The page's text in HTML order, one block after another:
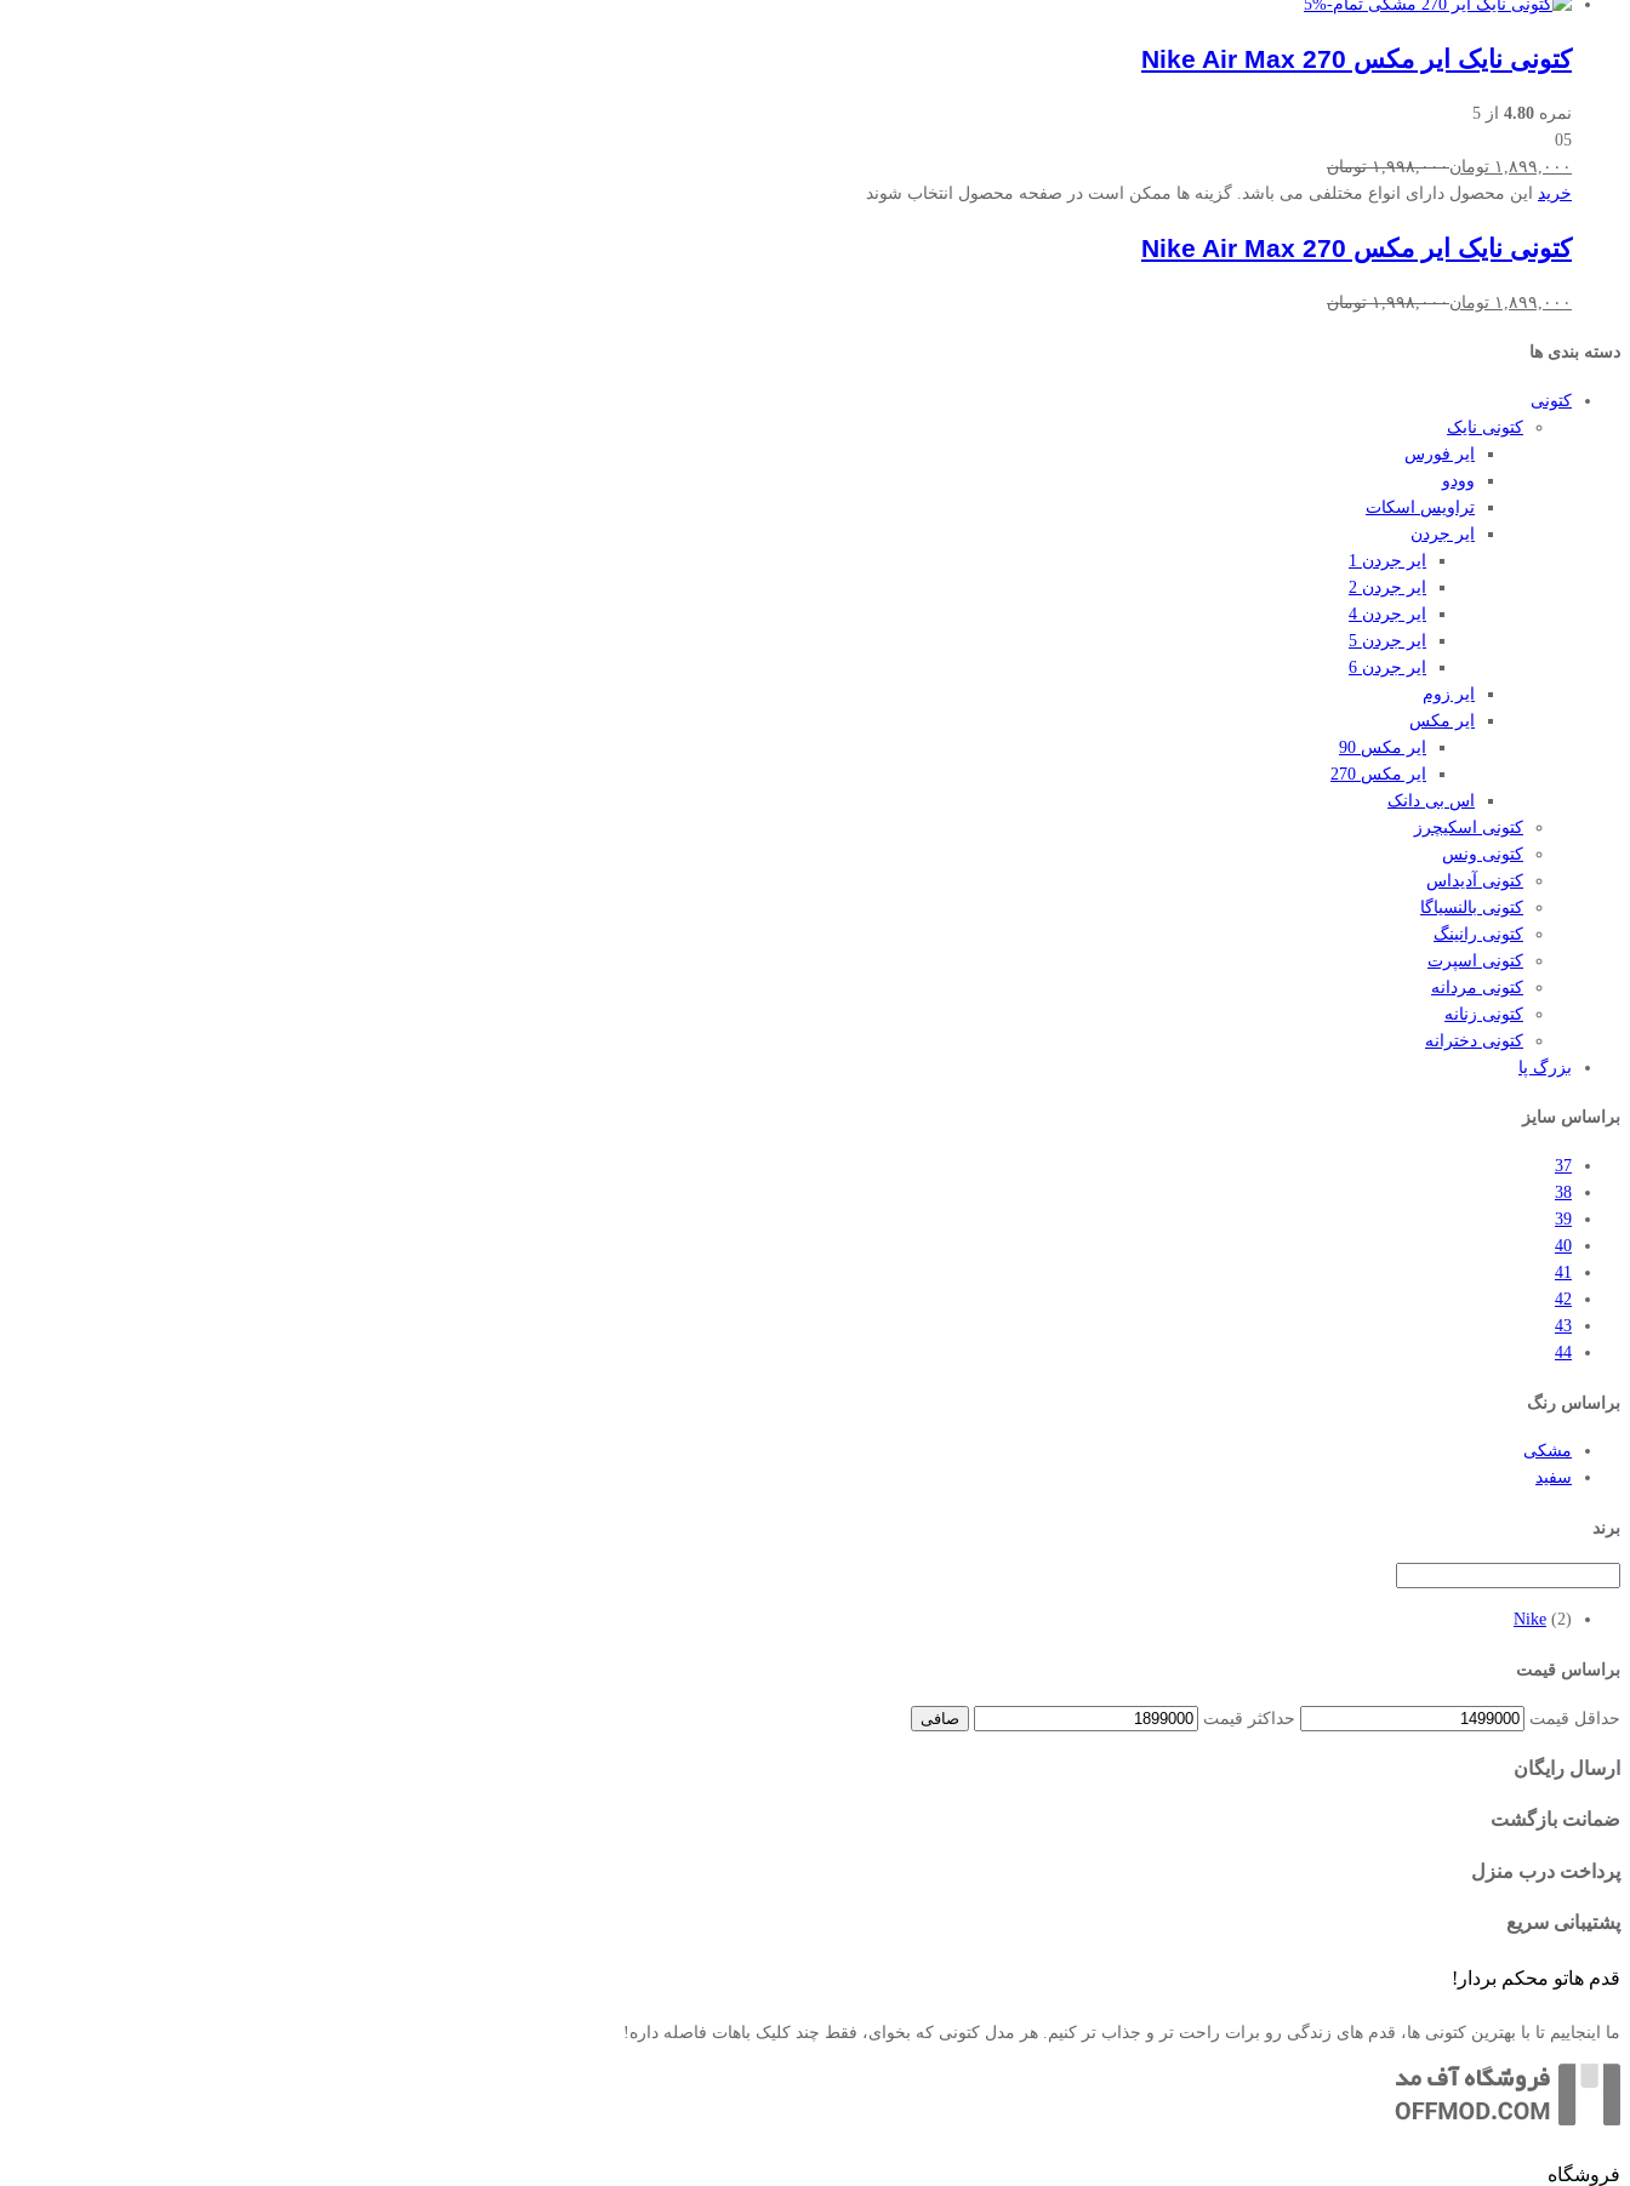
-
5%
کتونی نایک ایر مکس Nike Air Max 270
نمره 4.80 از 5
05
۱,۸۹۹,۰۰۰ تومان۱,۹۹۸,۰۰۰ تومان
خرید
این محصول دارای انواع مختلفی می باشد. گزینه ها ممکن است در صفحه محصول انتخاب شوند
کتونی نایک ایر مکس Nike Air Max 270
۱,۸۹۹,۰۰۰ تومان۱,۹۹۸,۰۰۰ تومان
دسته بندی ها
کتونی
کتونی نایک
ایر فورس
وودو
تراویس اسکات
ایر جردن
ایر جردن 1
ایر جردن 2
ایر جردن 4
ایر جردن 5
ایر جردن 6
ایر زوم
ایر مکس
ایر مکس 90
ایر مکس 270
اس بی دانک
کتونی اسکیچرز
کتونی ونس
کتونی آدیداس
کتونی بالنسیاگا
کتونی رانینگ
کتونی اسپرت
کتونی مردانه
کتونی زنانه
کتونی دخترانه
بزرگ پا
براساس سایز
37
38
39
40
41
42
43
44
براساس رنگ
مشکی
سفید
برند
Nike (2)
براساس قیمت
حداقل قیمت حداكثر قيمت صافی
ارسال رایگان
ضمانت بازگشت
پرداخت درب منزل
پشتیبانی سریع
قدم هاتو محکم بردار!
ما اینجاییم تا با بهترین کتونی ها، قدم های زندگی رو برات راحت تر و جذاب تر کنیم. هر مدل کتونی که بخوای، فقط چند کلیک باهات فاصله داره!
فروشگاه